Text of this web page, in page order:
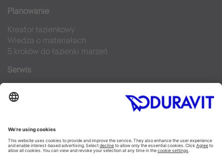
Planowanie
Kreator łazienkowy
Wiedza o materiałach
5 kroków do łazienki marzeń
Serwis
Zdjęcia prasowe
Najczęściej zadawane pytania